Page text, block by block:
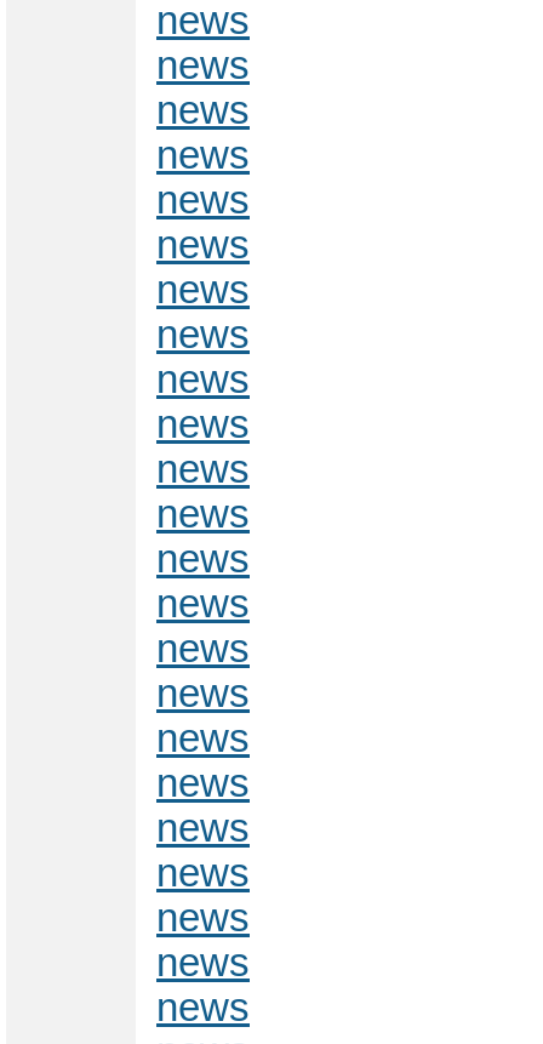
news
news
news
news
news
news
news
news
news
news
news
news
news
news
news
news
news
news
news
news
news
news
news